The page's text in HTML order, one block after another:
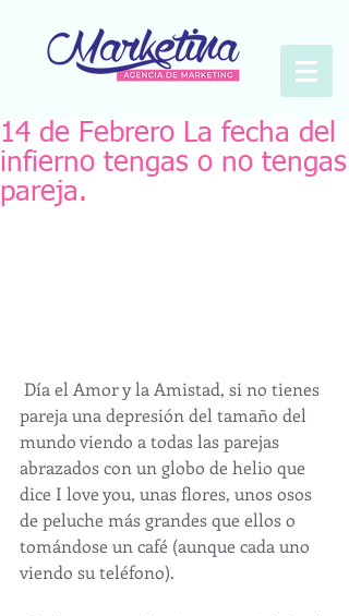
14 de Febrero La fecha del
infierno tengas o no tengas
pareja.
​ Día el Amor y la Amistad, si no tienes
pareja una depresión del tamaño del
mundo viendo a todas las parejas
abrazados con un globo de helio que
dice I love you, unas flores, unos osos
de peluche más grandes que ellos o
tomándose un café (aunque cada uno
viendo su teléfono).